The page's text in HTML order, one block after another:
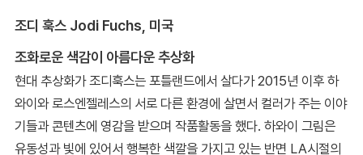
조디 훅스 Jodi Fuchs, 미국
조화로운 색감이 아름다운 추상화
현대 추상화가 조디훅스는 포틀랜드에서 살다가 2015년 이후 하
와이와 로스엔젤레스의 서로 다른 환경에 살면서 컬러가 주는 이야
기들과 콘텐츠에 영감을 받으며 작품활동을 했다. 하와이 그림은
유동성과 빛에 있어서 행복한 색깔을 가지고 있는 반면 LA시절의